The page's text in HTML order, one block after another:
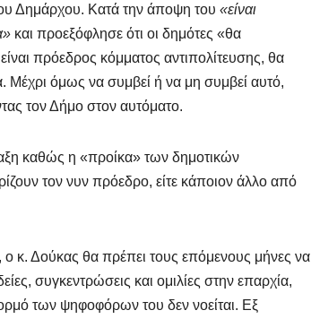
Δημάρχου. Κατά την άποψη του «είναι
και προεξόφλησε ότι οι δημότες «θα
πρόεδρος κόμματος αντιπολίτευσης, θα
Μέχρι όμως να συμβεί ή να μη συμβεί αυτό,
τον Δήμο στον αυτόματο.
καθώς η «προίκα» των δημοτικών
τον νυν πρόεδρο, είτε κάποιον άλλο από
ο κ. Δούκας θα πρέπει τους επόμενους μήνες να
συγκεντρώσεις και ομιλίες στην επαρχία,
των ψηφοφόρων του δεν νοείται. Εξ